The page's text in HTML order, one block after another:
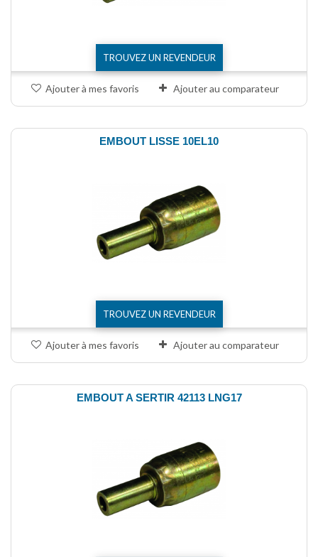
TROUVEZ UN REVENDEUR
Ajouter à mes favoris Ajouter au comparateur
EMBOUT LISSE 10EL10
TROUVEZ UN REVENDEUR
Ajouter à mes favoris Ajouter au comparateur
EMBOUT A SERTIR 42113 LNG17